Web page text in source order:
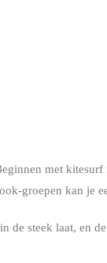
met
groepen kan je
de steek laat, en